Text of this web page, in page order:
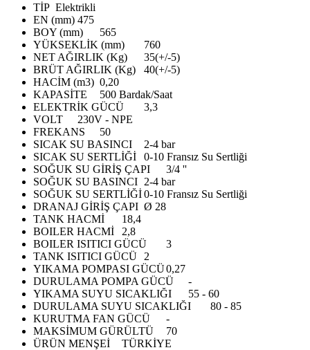
TİP Elektrikli
EN (mm) 475
BOY (mm)
565
YÜKSEKLİK (mm)
760
NET AĞIRLIK (Kg)
35(+/-5)
BRÜT AĞIRLIK (Kg)
40(+/-5)
HACİM (m3) 0,20
KAPASİTE
500 Bardak/Saat
ELEKTRİK GÜCÜ
3,3
VOLT
230V - NPE
FREKANS
50
SICAK SU BASINCI
2-4 bar
SICAK SU SERTLİĞİ
0-10 Fransız Su Sertliği
SOĞUK SU GİRİŞ ÇAPI
3/4 ''
SOĞUK SU BASINCI 2-4 bar
SOĞUK SU SERTLİĞİ0-10 Fransız Su Sertliği
DRANAJ GİRİŞ ÇAPI Ø 28
TANK HACMİ
18,4
BOILER HACMİ
2,8
BOILER ISITICI GÜCÜ
3
TANK ISITICI GÜCÜ
2
YIKAMA POMPASI GÜCÜ0,27
DURULAMA POMPA GÜCÜ
-
YIKAMA SUYU SICAKLIĞI
55 - 60
DURULAMA SUYU SICAKLIĞI
80 - 85
KURUTMA FAN GÜCÜ
-
MAKSİMUM GÜRÜLTÜ
70
ÜRÜN MENŞEİ
TÜRKİYE